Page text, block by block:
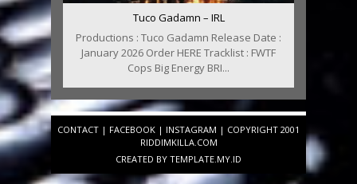
Tuco Gadamn – IRL
Productions : Tuco Gadamn Release Date :
January 2026 Order HERE Tracklist : FWTF
Cops Big Energy BRI...
CONTACT | FACEBOOK | INSTAGRAM | COPYRIGHT 2001
RIDDIMKILLA.COM
CREATED BY TEMPLATE.MY.ID